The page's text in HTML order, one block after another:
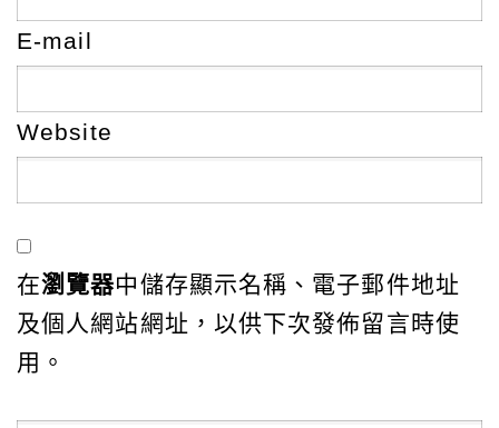
E-mail
Website
在瀏覽器中儲存顯示名稱、電子郵件地址
及個人網站網址，以供下次發佈留言時使
用。